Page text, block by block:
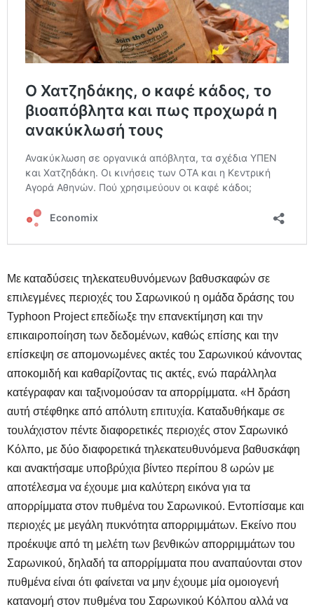
Με καταδύσεις τηλεκατευθυνόμενων βαθυσκαφών σε
επιλεγμένες περιοχές του Σαρωνικού η ομάδα δράσης του
Typhoon Project επεδίωξε την επανεκτίμηση και την
επικαιροποίηση των δεδομένων, καθώς επίσης και την
επίσκεψη σε απομονωμένες ακτές του Σαρωνικού κάνοντας
αποκομιδή και καθαρίζοντας τις ακτές, ενώ παράλληλα
κατέγραφαν και ταξινομούσαν τα απορρίμματα. «Η δράση
αυτή στέφθηκε από απόλυτη επιτυχία. Καταδυθήκαμε σε
τουλάχιστον πέντε διαφορετικές περιοχές στον Σαρωνικό
Κόλπο, με δύο διαφορετικά τηλεκατευθυνόμενα βαθυσκάφη
και ανακτήσαμε υποβρύχια βίντεο περίπου 8 ωρών με
αποτέλεσμα να έχουμε μια καλύτερη εικόνα για τα
απορρίμματα στον πυθμένα του Σαρωνικού. Εντοπίσαμε και
περιοχές με μεγάλη πυκνότητα απορριμμάτων. Εκείνο που
προέκυψε από τη μελέτη των βενθικών απορριμμάτων του
Σαρωνικού, δηλαδή τα απορρίμματα που αναπαύονται στον
πυθμένα είναι ότι φαίνεται να μην έχουμε μία ομοιογενή
κατανομή στον πυθμένα του Σαρωνικού Κόλπου αλλά να